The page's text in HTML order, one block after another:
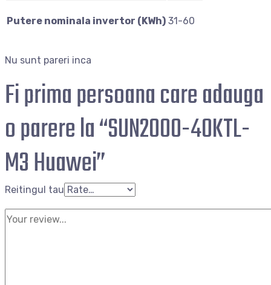
Putere nominala invertor (KWh) 31-60
Nu sunt pareri inca
Fi prima persoana care adauga
o parere la “SUN2000-40KTL-
M3 Huawei”
Reitingul tau